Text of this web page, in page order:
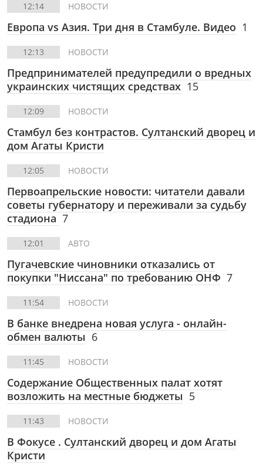
12:14 НОВОСТИ
Европа vs Азия. Три дня в Стамбуле. Видео 1
12:13 НОВОСТИ
Предпринимателей предупредили о вредных
украинских чистящих средствах 15
12:09 НОВОСТИ
Стамбул без контрастов. Султанский дворец и
дом Агаты Кристи
12:05 НОВОСТИ
Первоапрельские новости: читатели давали
советы губернатору и переживали за судьбу
стадиона 7
12:01 АВТО
Пугачевские чиновники отказались от
покупки "Ниссана" по требованию ОНФ 7
11:54 НОВОСТИ
В банке внедрена новая услуга - онлайн-
обмен валюты 6
11:45 НОВОСТИ
Содержание Общественных палат хотят
возложить на местные бюджеты 5
11:43 НОВОСТИ
В Фокусе . Султанский дворец и дом Агаты
Кристи